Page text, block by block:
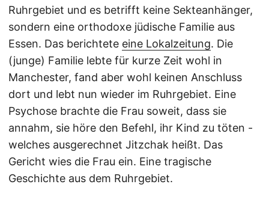
Ruhrgebiet und es betrifft keine Sekteanhänger,
sondern eine orthodoxe jüdische Familie aus
Essen. Das berichtete eine Lokalzeitung. Die
(junge) Familie lebte für kurze Zeit wohl in
Manchester, fand aber wohl keinen Anschluss
dort und lebt nun wieder im Ruhrgebiet. Eine
Psychose brachte die Frau soweit, dass sie
annahm, sie höre den Befehl, ihr Kind zu töten -
welches ausgerechnet Jitzchak heißt. Das
Gericht wies die Frau ein. Eine tragische
Geschichte aus dem Ruhrgebiet.